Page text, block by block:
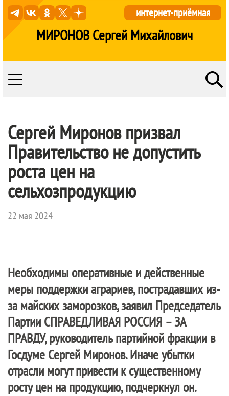
МИРОНОВ Сергей Михайлович
интернет-приёмная
Сергей Миронов призвал
Правительство не допустить
роста цен на
сельхозпродукцию
22 мая 2024
Необходимы оперативные и действенные
меры поддержки аграриев, пострадавших из-
за майских заморозков, заявил Председатель
Партии СПРАВЕДЛИВАЯ РОССИЯ – ЗА
ПРАВДУ, руководитель партийной фракции в
Госдуме Сергей Миронов. Иначе убытки
отрасли могут привести к существенному
росту цен на продукцию, подчеркнул он.